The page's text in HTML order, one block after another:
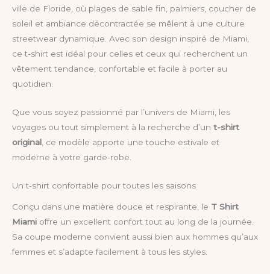
ville de Floride, où plages de sable fin, palmiers, coucher de
soleil et ambiance décontractée se mêlent à une culture
streetwear dynamique. Avec son design inspiré de Miami,
ce t-shirt est idéal pour celles et ceux qui recherchent un
vêtement tendance, confortable et facile à porter au
quotidien.
Que vous soyez passionné par l’univers de Miami, les
voyages ou tout simplement à la recherche d’un t-shirt
original , ce modèle apporte une touche estivale et
moderne à votre garde-robe.
Un t-shirt confortable pour toutes les saisons
Conçu dans une matière douce et respirante, le T Shirt
Miami offre un excellent confort tout au long de la journée.
Sa coupe moderne convient aussi bien aux hommes qu’aux
femmes et s’adapte facilement à tous les styles.